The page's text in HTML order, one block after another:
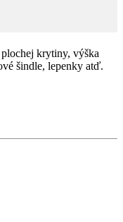
krytiny, výška
šindle, lepenky atď.